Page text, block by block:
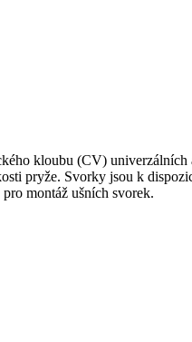
kloubu (CV) univerzálních
pryže. Svorky jsou k
montáž ušních svorek.